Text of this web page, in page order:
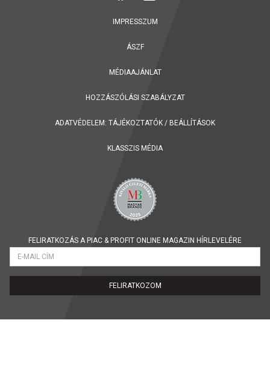
IMPRESSZUM
ÁSZF
MÉDIAAJÁNLAT
HOZZÁSZÓLÁSI SZABÁLYZAT
ADATVÉDELEM: TÁJÉKOZTATÓK / BEÁLLÍTÁSOK
KLASSZIS MÉDIA
FELIRATKOZÁS A PIAC & PROFIT ONLINE MAGAZIN HÍRLEVELÉRE
FELIRATKOZOM